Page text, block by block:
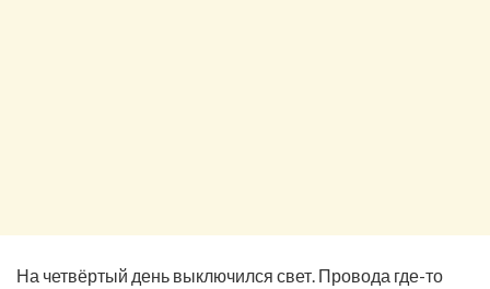
На четвёртый день выключился свет. Провода где-то